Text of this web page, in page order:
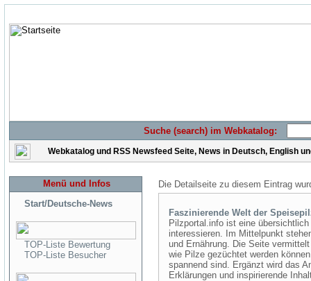
Suche (search) im Webkatalog:
Webkatalog und RSS Newsfeed Seite, News in Deutsch, English
Menü und Infos
Start/Deutsche-News
TOP-Liste Bewertung
TOP-Liste Besucher
Die Detailseite zu diesem Eintrag
Faszinierende Welt der
Pilzportal.info ist eine
interessieren. Im Mittelpunkt
und Ernährung. Die Seite
wie Pilze gezüchtet werden
spannend sind. Ergänzt wird das
Erklärungen und inspirierende